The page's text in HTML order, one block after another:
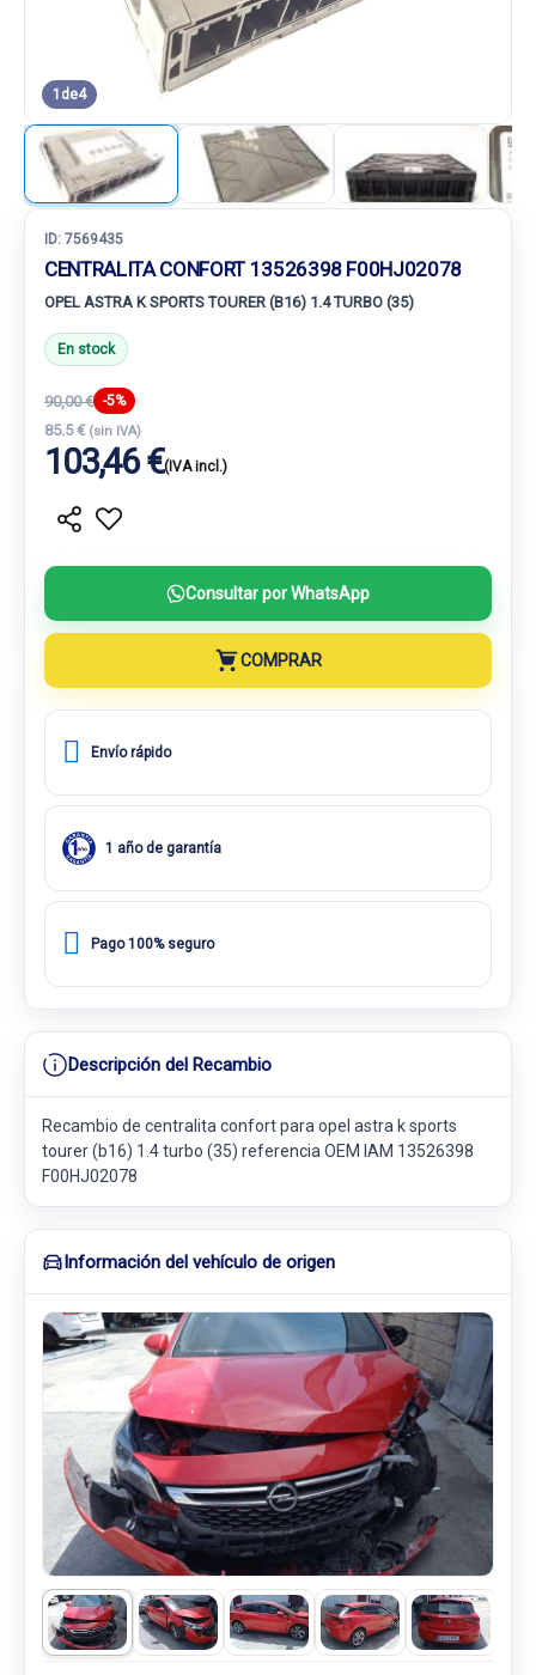
1 de4
ID: 7569435
CENTRALITA CONFORT 13526398 F00HJ02078
OPEL ASTRA K SPORTS TOURER (B16) 1.4 TURBO (35)
En stock
90,00 € -5%
85.5 € (sin IVA)
103,46 €(IVA incl.)
Consultar por WhatsApp
COMPRAR
Envío rápido
1 año de garantía
Pago 100% seguro
Descripción del Recambio
Recambio de centralita confort para opel astra k sports
tourer (b16) 1.4 turbo (35) referencia OEM IAM 13526398
F00HJ02078
Información del vehículo de origen